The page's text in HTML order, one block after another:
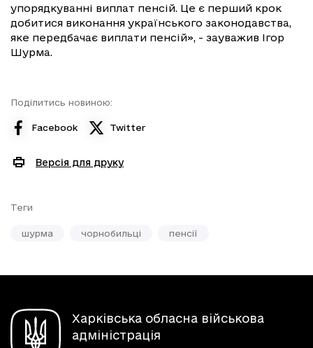
упорядкуванні виплат пенсій. Це є перший крок
добитися виконання українського законодавства,
яке передбачає виплати пенсій», - зауважив Ігор
Шурма.
Поділитись новиною:
Facebook Twitter
Версія для друку
Теги
шурма чорнобильці пенсії
Харківська обласна військова
адміністрація